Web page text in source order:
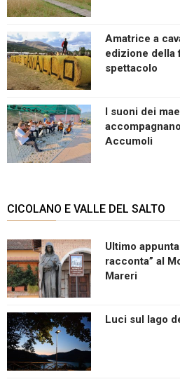
Amatrice a
edizione della
spettacolo
I suoni dei
Accumoli
CICOLANO E VALLE DEL SALTO
Ultimo
racconta” al
Mareri
Luci sul lago